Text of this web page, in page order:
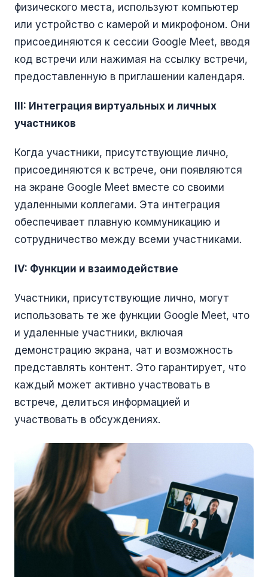
физического места, используют компьютер
или устройство с камерой и микрофоном. Они
присоединяются к сессии Google Meet, вводя
код встречи или нажимая на ссылку встречи,
предоставленную в приглашении календаря.
III: Интеграция виртуальных и личных
участников
Когда участники, присутствующие лично,
присоединяются к встрече, они появляются
на экране Google Meet вместе со своими
удаленными коллегами. Эта интеграция
обеспечивает плавную коммуникацию и
сотрудничество между всеми участниками.
IV: Функции и взаимодействие
Участники, присутствующие лично, могут
использовать те же функции Google Meet, что
и удаленные участники, включая
демонстрацию экрана, чат и возможность
представлять контент. Это гарантирует, что
каждый может активно участвовать в
встрече, делиться информацией и
участвовать в обсуждениях.